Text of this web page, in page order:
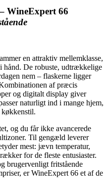
WineExpert 66
en attraktiv mellemklasse,
hånd. De robuste, udtrækkelige
nem – flaskerne ligger
af præcis
og digitalt display giver
naturligt ind i mange hjem,
og du får ikke avancerede
Til gengæld leverer
mest: jævn temperatur,
for de fleste entusiaster.
brugervenligt fritstående
er WineExpert 66 et af de